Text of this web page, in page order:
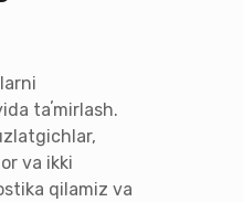
taʼmirlash.
va ikki
qilamiz va